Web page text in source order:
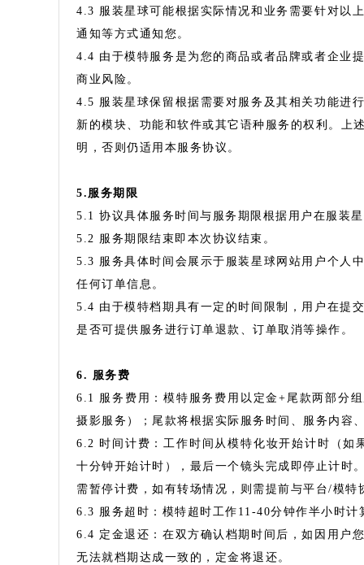
4.3 服装星球可能根据实际情况和业务需要针对以
通知等方式通知您。
4.4 由于模特服务是为您的商品或者品牌或者企业
商业风险。
4.5 服装星球保留根据需要对服务及其相关功能进
新的模块、功能和软件或其它语种服务的权利。上
明，否则仍适用本服务协议。
5.服务期限
5.1 协议具体服务时间与服务期限根据用户在服装
5.2 服务期限结束即本次协议结束。
5.3 服务具体时间会展示于服装星球网站用户个人
任何订单信息。
5.4 由于模特档期具有一定的时间限制，用户在提
是否可提供服务进行订单退款、订单取消等操作。
6. 服务费
6.1 服务费用：模特服务费用以定金+尾款两部分
摄影服务）；尾款将根据实际服务时间、服务内容
6.2 时间计费：工作时间从模特化妆开始计时（
十分钟开始计时），最后一个镜头完成即停止计时
需暂停计费，如有转场情况，则需提前与平台/模特
6.3 服务超时：模特超时工作11-40分钟作半小时
6.4 定金退还：在双方确认档期时间后，如因用户
无法就档期达成一致的，定金将退还。